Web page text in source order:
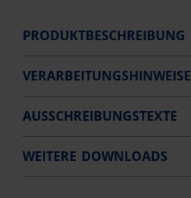
PRODUKTBESCHREIBUNG
VERARBEITUNGSHINWEISE
AUSSCHREIBUNGSTEXTE
WEITERE DOWNLOADS